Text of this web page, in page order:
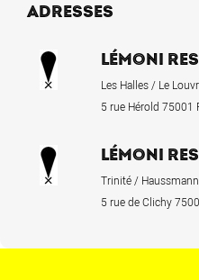
ADRESSES
LÉMONI
Les Halles / Le
5 rue Hérold 75001
LÉMONI
Trinité /
5 rue de Clichy